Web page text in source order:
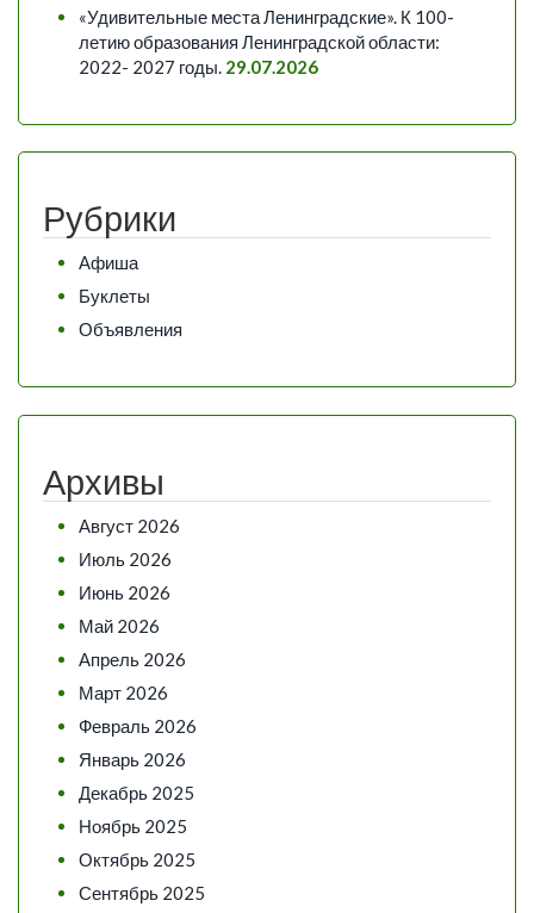
«Удивительные места Ленинградские». К 100-
летию образования Ленинградской области:
2022- 2027 годы. 29.07.2026
Рубрики
Афиша
Буклеты
Объявления
Архивы
Август 2026
Июль 2026
Июнь 2026
Май 2026
Апрель 2026
Март 2026
Февраль 2026
Январь 2026
Декабрь 2025
Ноябрь 2025
Октябрь 2025
Сентябрь 2025